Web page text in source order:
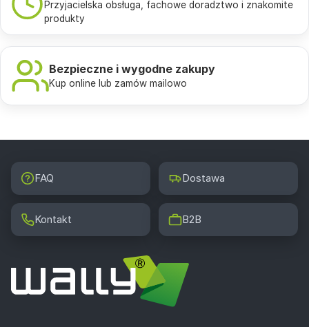
Przyjacielska obsługa, fachowe doradztwo i znakomite
produkty
Bezpieczne i wygodne zakupy
Kup online lub zamów mailowo
FAQ Dostawa
Kontakt B2B